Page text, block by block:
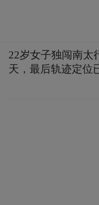
by the user of
platform and merely
space services.”
22岁女子独闯南太
天，最后轨迹定位